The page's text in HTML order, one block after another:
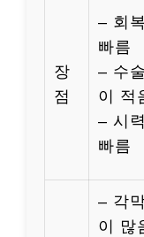
장
점
– 회
빠름
– 수
이 적
– 시
빠름
– 각
이 많